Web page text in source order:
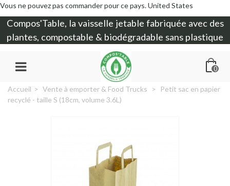
Vous ne pouvez pas commander pour ce pays.United States
Compos'Table, la vaisselle jetable fabriquée avec des
plantes, compostable & biodégradable sans plastique
0
Accueil > Vente à emporter & Food Trucks >
Petit sac en papier
recyclé - taille S (18cm, volume 3.6L)